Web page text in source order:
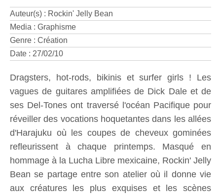
Auteur(s) : Rockin' Jelly Bean
Media : Graphisme
Genre : Création
Date : 27/02/10
Dragsters, hot-rods, bikinis et surfer girls ! Les
vagues de guitares amplifiées de Dick Dale et de
ses Del-Tones ont traversé l'océan Pacifique pour
réveiller des vocations hoquetantes dans les allées
d'Harajuku où les coupes de cheveux gominées
refleurissent à chaque printemps. Masqué en
hommage à la Lucha Libre mexicaine, Rockin' Jelly
Bean se partage entre son atelier où il donne vie
aux créatures les plus exquises et les scènes